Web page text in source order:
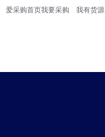
爱采购首页我要采购 我有货源